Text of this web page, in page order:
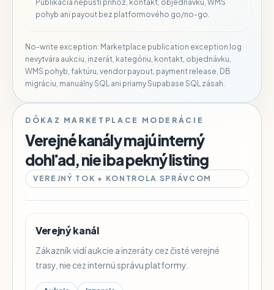
Publikácia nepustí príhoz, kontakt, objednávku, WMS
pohyb ani payout bez platformového go/no-go.
No-write exception: Marketplace publication exception log
nevytvára aukciu, inzerát, kategóriu, kontakt, objednávku,
WMS pohyb, faktúru, vendor payout, payment release, DB
migráciu, manuálny SQL ani priamy Supabase SQL zásah.
DÔKAZ MARKETPLACE MODERÁCIE
Verejné kanály majú interný
dohľad, nie iba pekný listing
VEREJNÝ TOK + KONTROLA SPRÁVCOM
Verejný kanál
Zákazník vidí aukcie a inzeráty cez čisté verejné
trasy, nie cez internú správu platformy.